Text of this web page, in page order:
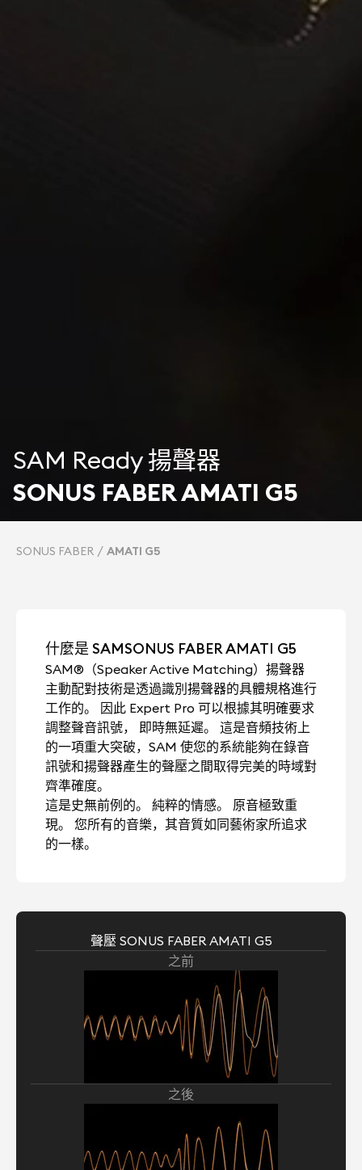
SAM Ready 揚聲器
SONUS FABER AMATI G5
SONUS FABER AMATI G5
什麼是 SAMSONUS FABER AMATI G5
SAM®（Speaker Active Matching）揚聲器
主動配對技術是透過識別揚聲器的具體規格進行
工作的。 因此 Expert Pro 可以根據其明確要求
調整聲音訊號， 即時無延遲。 這是音頻技術上
的一項重大突破，SAM 使您的系統能夠在錄音
訊號和揚聲器產生的聲壓之間取得完美的時域對
齊準確度。
這是史無前例的。 純粹的情感。 原音極致重
現。 您所有的音樂，其音質如同藝術家所追求
的一樣。
聲壓 SONUS FABER AMATI G5
之前
之後